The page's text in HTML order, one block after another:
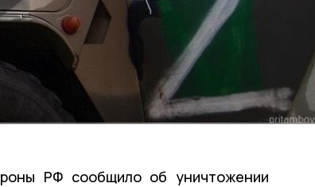
РФ сообщило об уничтожении